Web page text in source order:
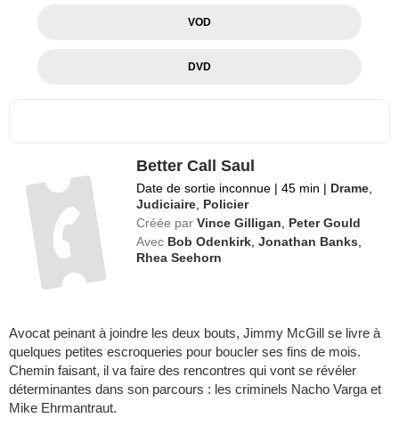
VOD
DVD
Better Call Saul
Date de sortie inconnue | 45 min | Drame,
Judiciaire, Policier
Créée par Vince Gilligan, Peter Gould
Avec Bob Odenkirk,Jonathan Banks,
Rhea Seehorn
Avocat peinant à joindre les deux bouts, Jimmy McGill se livre à
quelques petites escroqueries pour boucler ses fins de mois.
Chemin faisant, il va faire des rencontres qui vont se révéler
déterminantes dans son parcours : les criminels Nacho Varga et
Mike Ehrmantraut.